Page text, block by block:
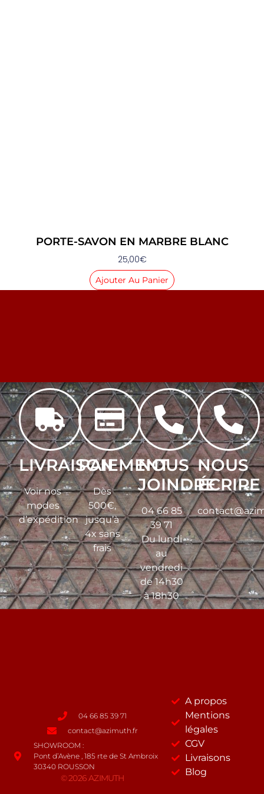
PORTE-SAVON EN MARBRE BLANC
25,00€
Ajouter Au Panier
LIVRAISON
Voir nos
modes
d’expédition
PAIEMENT
Dès
500€,
jusqu’à
4x sans
frais
NOUS
JOINDRE
04 66 85
39 71
Du lundi
au
vendredi
de 14h30
à 18h30
NOUS
ÉCRIRE
04 66 85 39 71
contact@azimuth.fr
SHOWROOM :
Pont d’Avène , 185 rte de St Ambroix
30340 ROUSSON
© 2026 AZIMUTH
A propos
Mentions
légales
CGV
Livraisons
Blog